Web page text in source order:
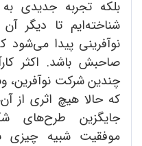
بلکه تجربه جدیدی
شناخته‌ایم تا دیگر
نوآفرینی پیدا می‌شود
صاحبش باشد. اکثر
چندین شرکت نوآفرین،
که حالا هیچ اثری از
جایگزین طرح‌های
موفقیت شبیه چیزی